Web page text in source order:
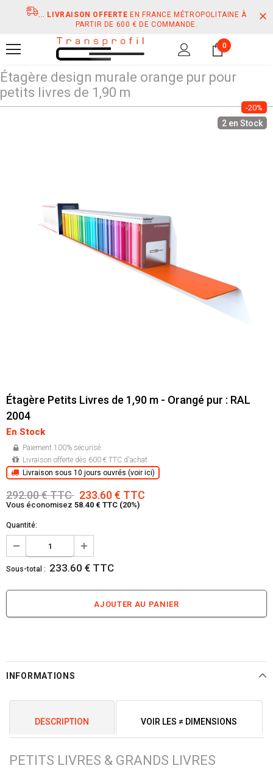
... LIVRAISON OFFERTE EN FRANCE MÉTROPOLITAINE À
PARTIR DE 600 € DE COMMANDE.
0
Étagère design murale orange pur pour
petits livres de 1,90 m
-20%
2 en Stock
Étagère Petits Livres de 1,90 m - Orangé pur : RAL
2004
En Stock
Paiement 100% sécurisé.
Livraison offerte dès 600 € TTC d'achat.
Livraison sous 10 jours ouvrés (voir ici)
292.00 € TTC 233.60 € TTC
Vous économisez 58.40 € TTC (20%)
Quantité:
Sous-total : 233.60 € TTC
INFORMATIONS
DESCRIPTION VOIR LES ≠ DIMENSIONS
PETITS LIVRES & GRANDS LIVRES